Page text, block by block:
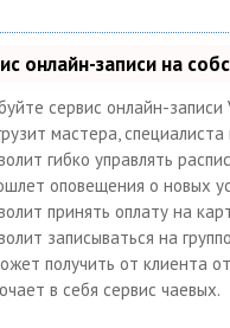
онлайн-записи на
сервис онлайн-
мастера,
гибко управлять
оповещения о новых
принять оплату на
записываться на
получить от клиента
в себя сервис чаевых.